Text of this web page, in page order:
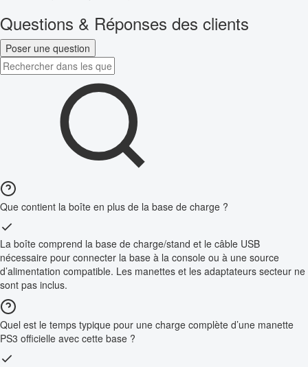
Questions & Réponses des clients
Poser une question
Que contient la boîte en plus de la base de charge ?
La boîte comprend la base de charge/stand et le câble USB
nécessaire pour connecter la base à la console ou à une source
d’alimentation compatible. Les manettes et les adaptateurs secteur ne
sont pas inclus.
Quel est le temps typique pour une charge complète d’une manette
PS3 officielle avec cette base ?